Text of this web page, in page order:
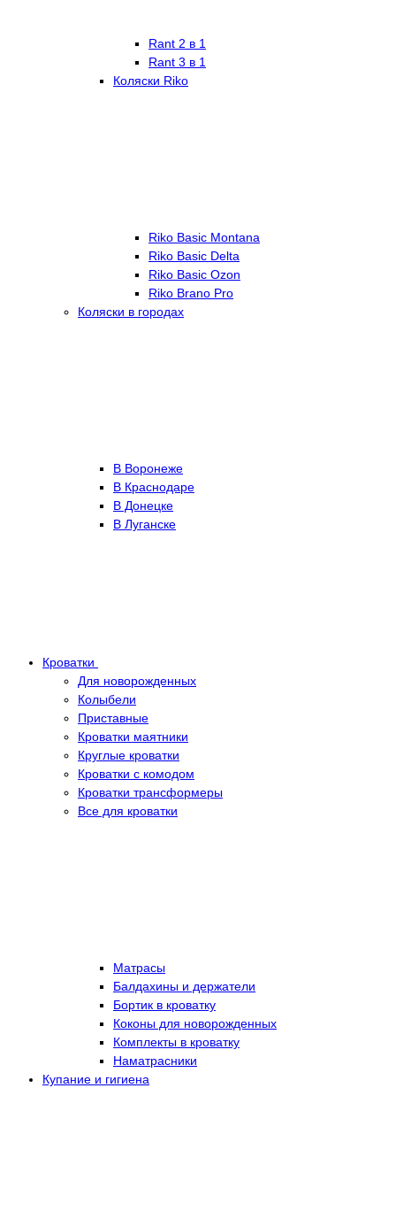
Rant 2 в 1
Rant 3 в 1
Коляски Riko
Riko Basic Montana
Riko Basic Delta
Riko Basic Ozon
Riko Brano Pro
Коляски в городах
В Воронеже
В Краснодаре
В Донецке
В Луганске
Кроватки
Для новорожденных
Колыбели
Приставные
Кроватки маятники
Круглые кроватки
Кроватки с комодом
Кроватки трансформеры
Все для кроватки
Матрасы
Балдахины и держатели
Бортик в кроватку
Коконы для новорожденных
Комплекты в кроватку
Наматрасники
Купание и гигиена